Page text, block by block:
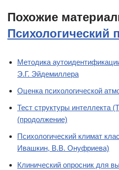
Похожие
Психологический
Методика
Э.Г. Эйдемиллера
Оценка психологической
Тест структуры интеллекта
(продолжение)
Психологический климат
Ивашкин, В.В. Онуфриева)
Клинический опросник для